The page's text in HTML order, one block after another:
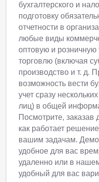
бухгалтерского и
подготовку
отчетности в
любые виды
оптовую и
торговлю (включая
производство и т. д.
возможность вести
учет сразу
лиц) в общей
Посмотрите, заказав
как работает
вашим задачам.
удобное для вас
удаленно или в
удобный для вас